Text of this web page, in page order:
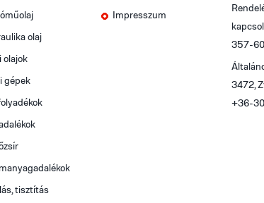
olaj
olajok
gépek
tisztítás
Impresszum
357-
3472,
+36-